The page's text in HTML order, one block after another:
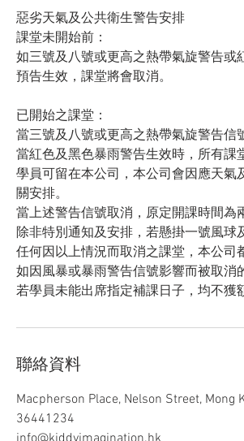
惡劣天氣及公共衛生警告安排
課堂未開始前：
如三號及八號或更高之熱帶氣旋警告
預告生效，課堂將會取消。
已開始之課堂：
當三號及八號或更高之熱帶氣旋警告
當紅色及黑色暴雨警告生效時，所有課
學員可留在本公司，本公司會因應天
關安排。
當上述警告信號取消，原定開課時間為
除非特別通知及安排，若懸掛一號風
任何因以上情況而取消之課堂，本公
如因風暴或暴雨警告信號影響而被取
若學員未能出席指定補課日子，均不獲
聯絡資料
Macpherson Place, Nelson Street, Mong
36441234